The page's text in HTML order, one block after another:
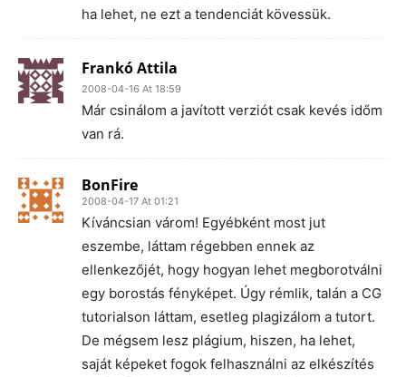
ha lehet, ne ezt a tendenciát kövessük.
Frankó Attila
2008-04-16 At 18:59
Már csinálom a javított verziót csak kevés időm
van rá.
BonFire
2008-04-17 At 01:21
Kíváncsian várom! Egyébként most jut
eszembe, láttam régebben ennek az
ellenkezőjét, hogy hogyan lehet megborotválni
egy borostás fényképet. Úgy rémlik, talán a CG
tutorialson láttam, esetleg plagizálom a tutort.
De mégsem lesz plágium, hiszen, ha lehet,
saját képeket fogok felhasználni az elkészítés